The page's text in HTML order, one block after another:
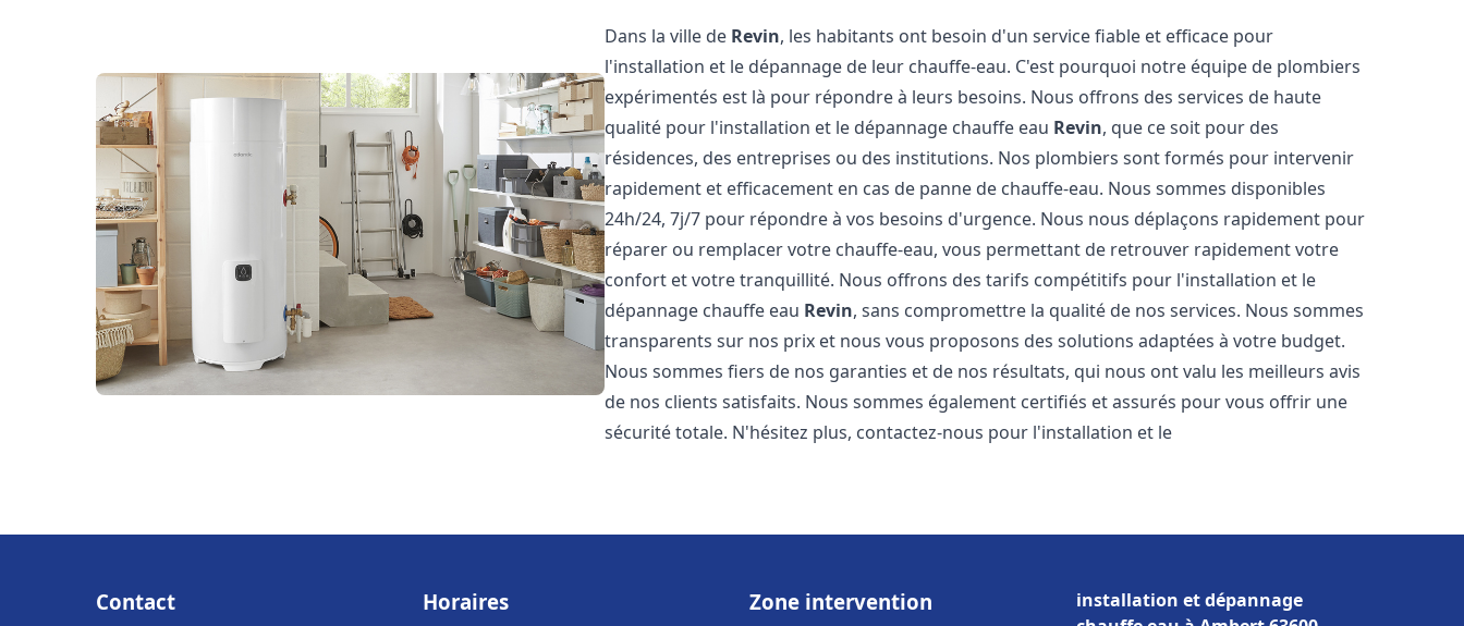
Dans la ville de Revin, les habitants ont besoin d'un service fiable et efficace pour
l'installation et le dépannage de leur chauffe-eau. C'est pourquoi notre équipe de plombiers
expérimentés est là pour répondre à leurs besoins. Nous offrons des services de haute
qualité pour l'installation et le dépannage chauffe eau Revin, que ce soit pour des
résidences, des entreprises ou des institutions. Nos plombiers sont formés pour intervenir
rapidement et efficacement en cas de panne de chauffe-eau. Nous sommes disponibles
24h/24, 7j/7 pour répondre à vos besoins d'urgence. Nous nous déplaçons rapidement pour
réparer ou remplacer votre chauffe-eau, vous permettant de retrouver rapidement votre
confort et votre tranquillité. Nous offrons des tarifs compétitifs pour l'installation et le
dépannage chauffe eau Revin, sans compromettre la qualité de nos services. Nous sommes
transparents sur nos prix et nous vous proposons des solutions adaptées à votre budget.
Nous sommes fiers de nos garanties et de nos résultats, qui nous ont valu les meilleurs avis
de nos clients satisfaits. Nous sommes également certifiés et assurés pour vous offrir une
sécurité totale. N'hésitez plus, contactez-nous pour l'installation et le
Contact Horaires Zone intervention
installation et dépannage